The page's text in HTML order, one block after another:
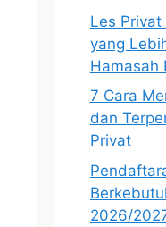
Les Privat
yang
Hamasah
7 Cara
dan
Privat
2026/